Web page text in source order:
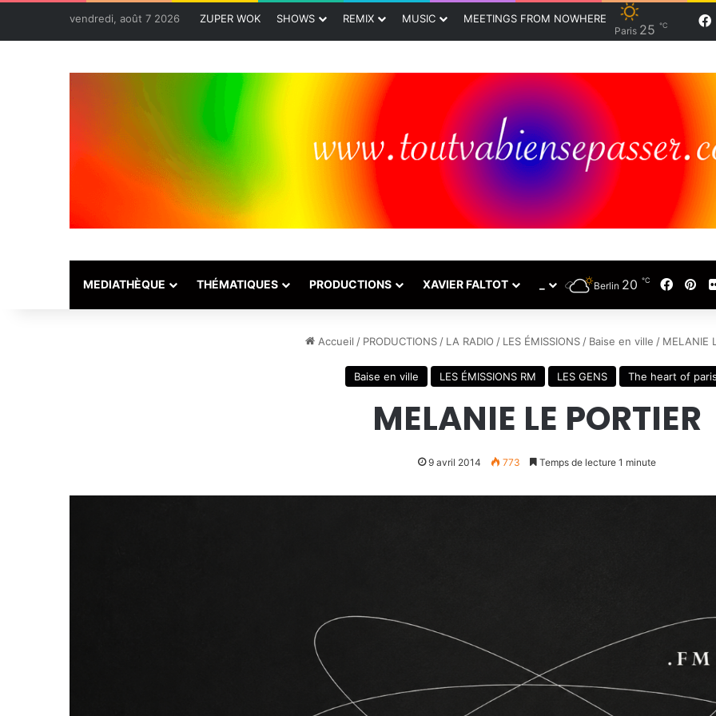
vendredi, août 7 2026 ZUPER WOK SHOWS REMIX MUSIC MEETINGS FROM NOWHERE
Paris 25 ℃
MEDIATHÈQUE THÉMATIQUES PRODUCTIONS XAVIER FALTOT Berlin 20 ℃
Accueil / PRODUCTIONS / LA RADIO / LES ÉMISSIONS / Baise en ville / MELANIE
Baise en ville LES ÉMISSIONS RM LES GENS The heart of
MELANIE LE PORTIER
9 avril 2014 773 Temps de lecture 1 minute